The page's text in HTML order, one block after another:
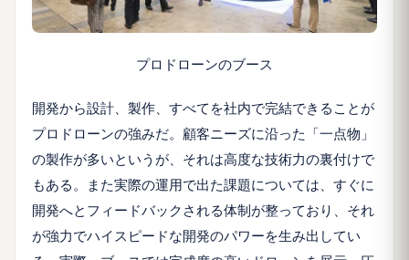
プロドローンのブース
開発から設計、製作、すべてを社内で完結できることが
プロドローンの強みだ。顧客ニーズに沿った「一点物」
の製作が多いというが、それは高度な技術力の裏付けで
もある。また実際の運用で出た課題については、すぐに
開発へとフィードバックされる体制が整っており、それ
が強力でハイスピードな開発のパワーを生み出してい